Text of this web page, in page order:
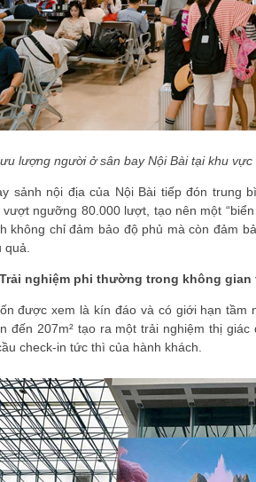
lượng người ở sân bay Nội Bài tại khu
sảnh nội địa của Nội Bài tiếp đón trung
ngưỡng 80.000 lượt, tạo nên một
không chỉ đảm bảo độ phủ mà còn đảm
quả.
nghiệm phi thường trong không gian
được xem là kín đáo và có giới hạn
đến 207m² tạo ra một trải nghiệm thị
check-in tức thì của hành khách.